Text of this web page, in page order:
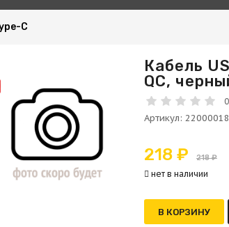
C
Кабель
QC,
Артикул:
218 ₽ 218 ₽
нет в наличии
В КОРЗИНУ